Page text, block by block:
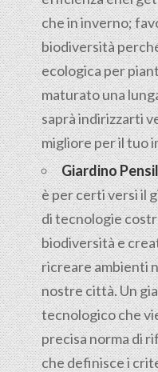
che in inverno;
biodiversità
ecologica per
maturato una
saprà indirizzarti
migliore per il tuo
Giardino
è per certi versi il
di tecnologie
biodiversità e
ricreare ambienti
nostre città. Un
tecnologico che
precisa norma di
che definisce i